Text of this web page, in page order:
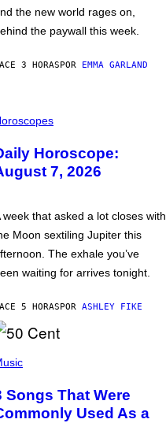
the new world rages on,
the paywall this week.
3 HORASPOR EMMA GARLAND
Horoscope:
7, 2026
week that asked a lot closes with
Moon sextiling Jupiter this
The exhale you’ve
waiting for arrives tonight.
5 HORASPOR ASHLEY FIKE
Songs That Were
Used As a